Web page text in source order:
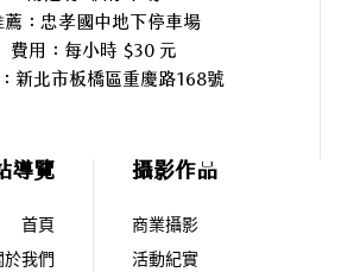
薦：忠孝國中地下停車場
費用：每小時 $30 元
新北市板橋區重慶路168號
導覽
首頁
於我們
攝影作品
商業攝影
活動紀實